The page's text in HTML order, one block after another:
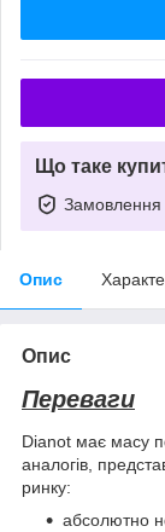
Що таке
Замовлення
Опис
Опис
Переваги
Dianot має масу
аналогів,
ринку:
абсолютно